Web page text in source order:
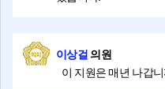
이상걸의원
이 지원은 매년 나갑